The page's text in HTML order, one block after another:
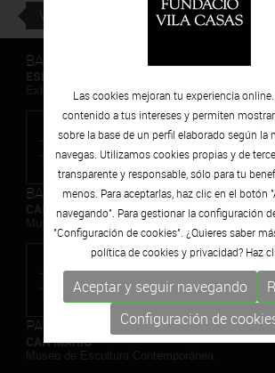
VOLVER
BARCELONA
Exhibiciones temporales Arte Contemporáneo
BARCELONA
CAN FRAMIS
Museo de Pintura Contemporánea
PALAFRUGELL
CAN MARIO
Las cookies mejoran tu experiencia
contenido a tus intereses y permiten
sobre la base de un perfil elaborado según la
navegas. Utilizamos cookies propias y de
transparente y responsable, sólo para tu
menos. Para aceptarlas, haz clic en el botón
navegando". Para gestionar la configuración
"Configuración de cookies". ¿Quieres saber
política de cookies y privacidad? Haz
Aceptar y seguir navegando
Configuración de